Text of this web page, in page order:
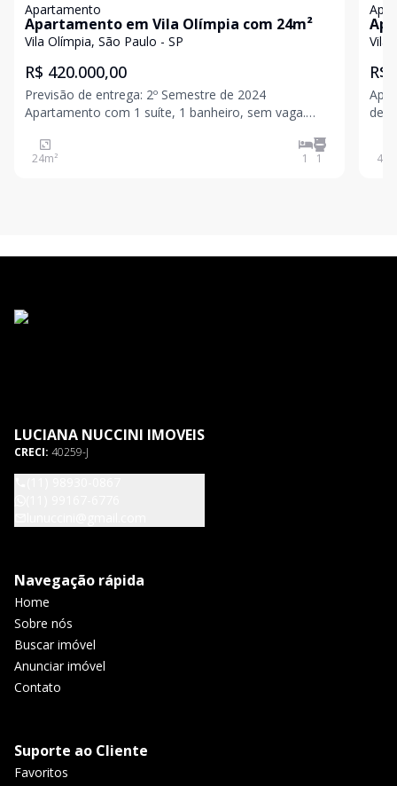
Apartamento
Apartamento em Vila Olímpia com 24m²
Vila Olímpia, São Paulo - SP
R$ 420.000,00
Previsão de entrega: 2º Semestre de 2024
Apartamento com 1 suíte, 1 banheiro, sem vaga.
um excelente apartamento disponível para venda na
Vila Olímpia, São Paulo. Com 24 m², este imóvel
24m² 1 1
Vila
R$
de
45
LUCIANA NUCCINI IMOVEIS
CRECI: 40259-J
Navegação rápida
Home
Sobre nós
Buscar imóvel
Anunciar imóvel
Contato
Suporte ao Cliente
Favoritos